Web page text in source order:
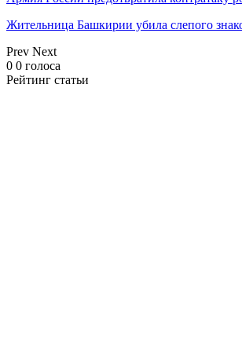
Жительница Башкирии убила слепого
Prev Next
0 0 голоса
Рейтинг статьи